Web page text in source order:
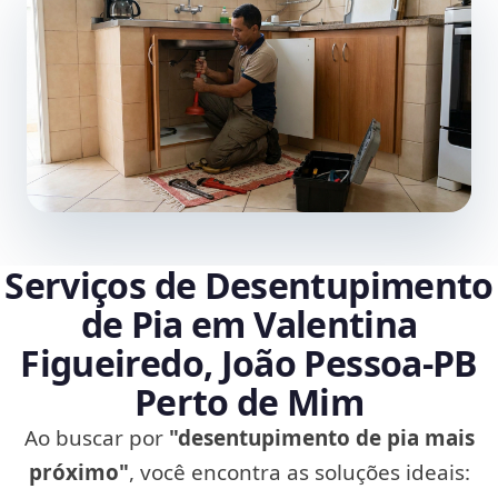
Serviços de Desentupimento
de Pia em Valentina
Figueiredo, João Pessoa‑PB
Perto de Mim
Ao buscar por "desentupimento de pia mais
próximo", você encontra as soluções ideais: